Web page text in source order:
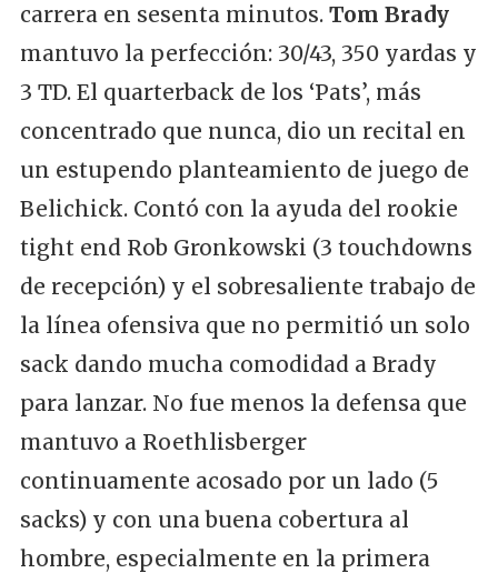
carrera en sesenta minutos. Tom Brady
mantuvo la perfección: 30/43, 350 yardas y
3 TD. El quarterback de los ‘Pats’, más
concentrado que nunca, dio un recital en
un estupendo planteamiento de juego de
Belichick. Contó con la ayuda del rookie
tight end Rob Gronkowski (3 touchdowns
de recepción) y el sobresaliente trabajo de
la línea ofensiva que no permitió un solo
sack dando mucha comodidad a Brady
para lanzar. No fue menos la defensa que
mantuvo a Roethlisberger
continuamente acosado por un lado (5
sacks) y con una buena cobertura al
hombre, especialmente en la primera